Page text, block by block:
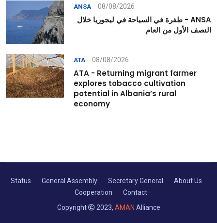
ANSA 08/08/2026
ANSA - طفرة في السياحة في ليجوريا خلال
النصف الأول من العام
ATA 08/08/2026
ATA - Returning migrant farmer
explores tobacco cultivation
potential in Albania’s rural
economy
Status General Assembly Secretary General
About Us
Cooperation
Contact
Copyright
2023, AMAN Alliance